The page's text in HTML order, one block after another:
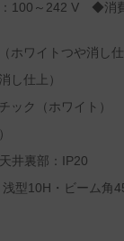
100～242 V ◆消
ワイトつや消し仕
し仕上）
ック（ホワイト）
井裏部：IP20
型10H・ビーム角